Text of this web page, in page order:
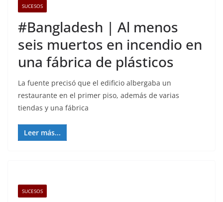
SUCESOS
#Bangladesh | Al menos
seis muertos en incendio en
una fábrica de plásticos
La fuente precisó que el edificio albergaba un
restaurante en el primer piso, además de varias
tiendas y una fábrica
Leer más...
SUCESOS